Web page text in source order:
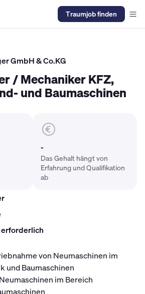
Traumjob finden
GmbH & Co.KG
/ Mechaniker KFZ,
und Baumaschinen
-
Das Gehalt hängt von
Erfahrung und Qualifikation
ab
von Neumaschinen im
und Baumaschinen
im Bereich